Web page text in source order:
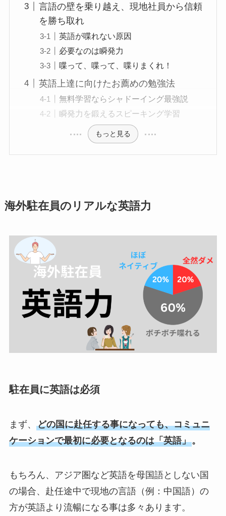
言語の壁を乗り越え、現地社員から信頼
を勝ち取れ
英語が喋れない原因
必要なのは瞬発力
喋って、喋って、喋りまくれ！
英語上達に向けたお薦めの勉強法
無料学習ならシャドーイング最強説
瞬発力を鍛えるスピーキング学習
もっと見る
海外駐在員のリアルな英語力
駐在員に英語は必須
まず、 どの国に赴任する事になっても、コミュニ
ケーションで最初に必要となるのは「英語」。
もちろん、アジア圏など英語を母国語としない国
の場合、赴任途中で現地の言語（例：中国語）の
方が英語より流暢になる事は多々あります。